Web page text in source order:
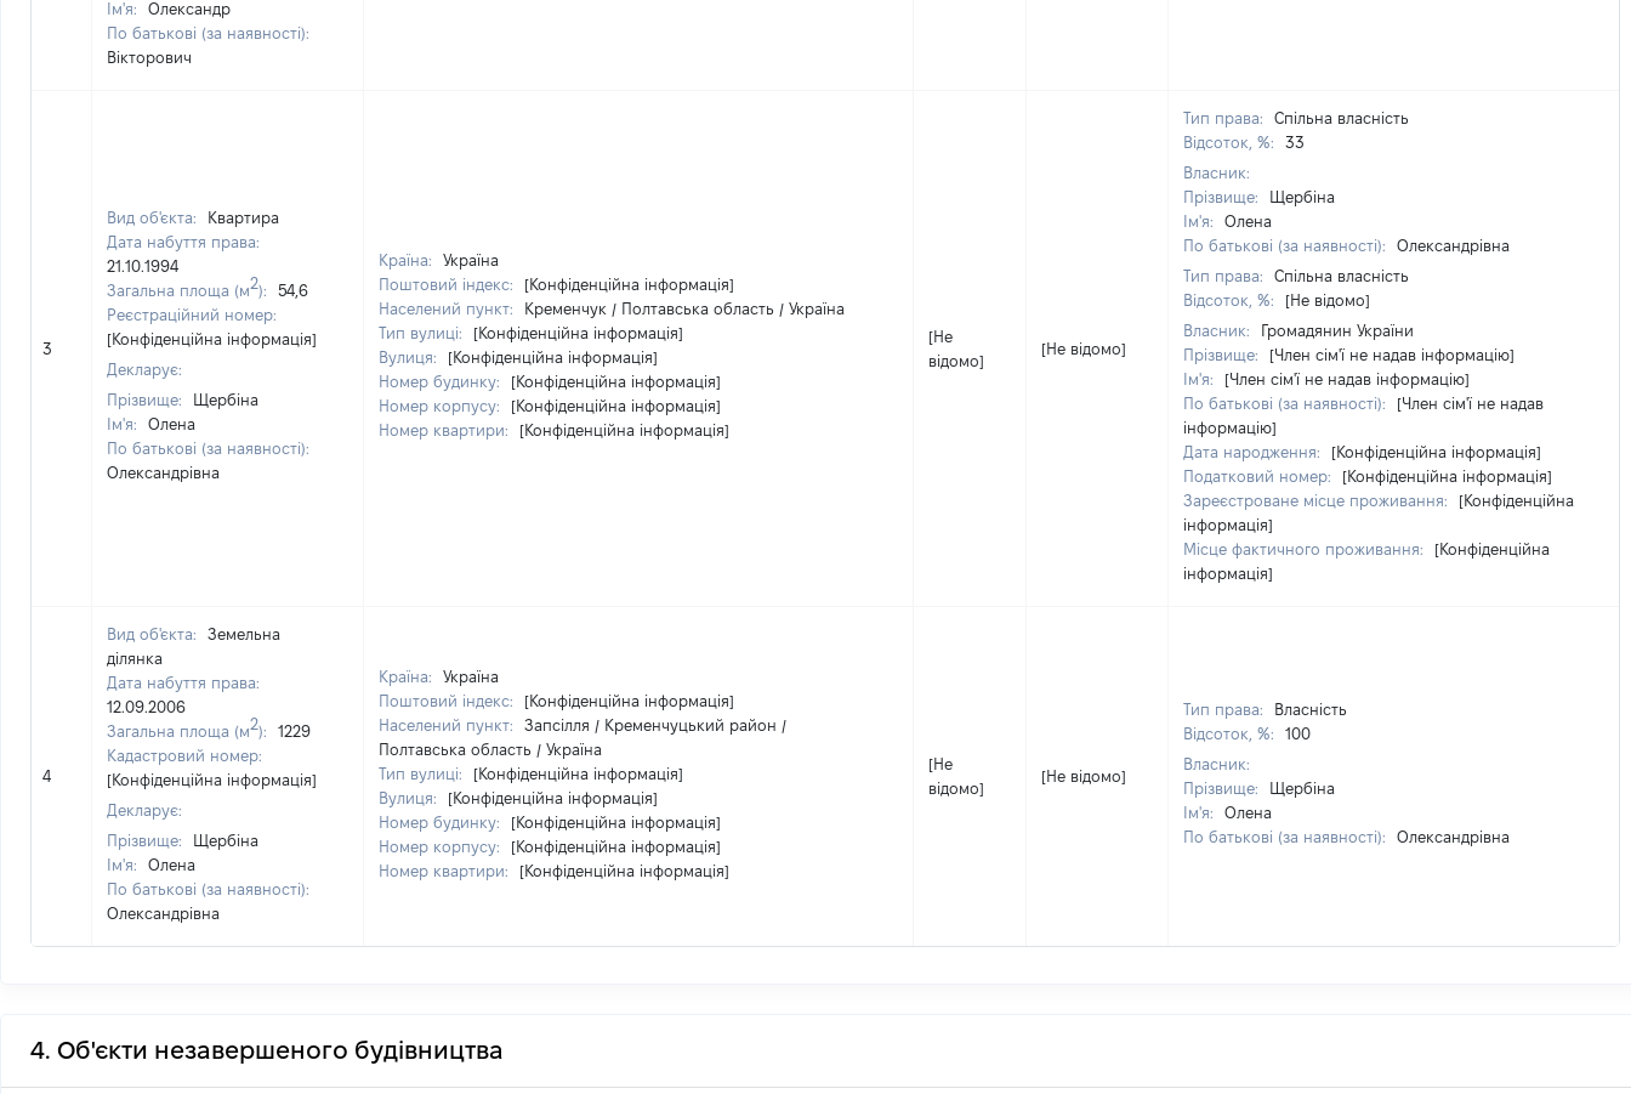
Ім'я:
Олександр
По батькові (за наявності):
Вікторович
3
Вид об'єкта:
Квартира
Дата набуття права:
21.10.1994
Загальна площа (м2):
54,6
Реєстраційний номер:
[Конфіденційна інформація]
Декларує:
Прізвище:
Щербіна
Ім'я:
Олена
По батькові (за наявності):
Олександрівна
Країна:
Україна
Поштовий індекс:
[Конфіденційна інформація]
Населений пункт:
Кременчук / Полтавська область / Україна
Тип вулиці:
[Конфіденційна інформація]
Вулиця:
[Конфіденційна інформація]
Номер будинку:
[Конфіденційна інформація]
Номер корпусу:
[Конфіденційна інформація]
Номер квартири:
[Конфіденційна інформація]
[Не
відомо]
[Не відомо]
Тип права:
Спільна власність
Відсоток, %:
33
Власник:
Прізвище:
Щербіна
Ім'я:
Олена
По батькові (за наявності):
Олександрівна
Тип права:
Спільна власність
Відсоток, %:
[Не відомо]
Власник:
Громадянин України
Прізвище:
[Член сім'ї не надав інформацію]
Ім'я:
[Член сім'ї не надав інформацію]
По батькові (за наявності):
[Член сім'ї не надав
інформацію]
Дата народження:
[Конфіденційна інформація]
Податковий номер:
[Конфіденційна інформація]
Зареєстроване місце проживання:
[Конфіденційна
інформація]
Місце фактичного проживання:
[Конфіденційна
інформація]
4
Вид об'єкта:
Земельна
ділянка
Дата набуття права:
12.09.2006
Загальна площа (м2):
1229
Кадастровий номер:
[Конфіденційна інформація]
Декларує:
Прізвище:
Щербіна
Ім'я:
Олена
По батькові (за наявності):
Олександрівна
Країна:
Україна
Поштовий індекс:
[Конфіденційна інформація]
Населений пункт:
Запсілля / Кременчуцький район /
Полтавська область / Україна
Тип вулиці:
[Конфіденційна інформація]
Вулиця:
[Конфіденційна інформація]
Номер будинку:
[Конфіденційна інформація]
Номер корпусу:
[Конфіденційна інформація]
Номер квартири:
[Конфіденційна інформація]
[Не
відомо]
[Не відомо]
Тип права:
Власність
Відсоток, %:
100
Власник:
Прізвище:
Щербіна
Ім'я:
Олена
По батькові (за наявності):
Олександрівна
4. Об'єкти незавершеного будівництва